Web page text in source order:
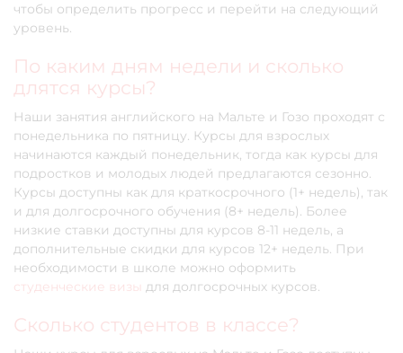
чтобы определить прогресс и перейти на следующий
уровень.
По каким дням недели и сколько
длятся курсы?
Наши занятия английского на Мальте и Гозо проходят с
понедельника по пятницу. Курсы для взрослых
начинаются каждый понедельник, тогда как курсы для
подростков и молодых людей предлагаются сезонно.
Курсы доступны как для краткосрочного (1+ недель), так
и для долгосрочного обучения (8+ недель). Более
низкие ставки доступны для курсов 8-11 недель, а
дополнительные скидки для курсов 12+ недель. При
необходимости в школе можно оформить
студенческие визы для долгосрочных курсов.
Сколько студентов в классе?